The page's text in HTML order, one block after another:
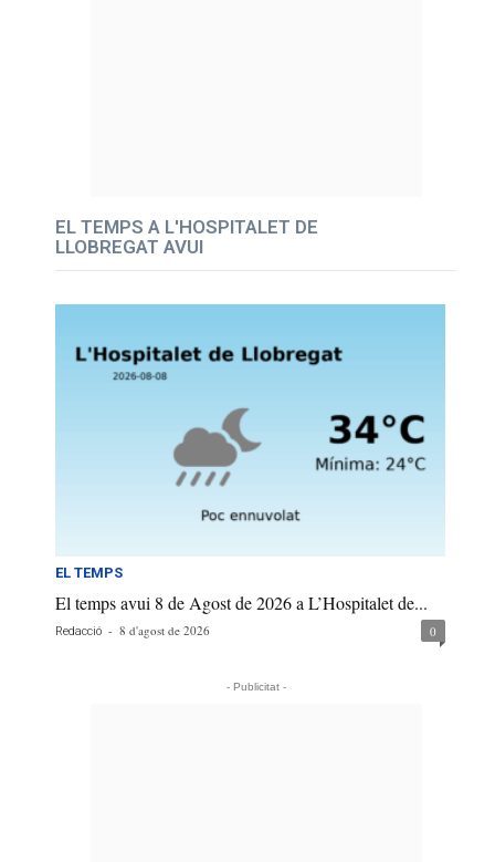
EL TEMPS A L'HOSPITALET DE
LLOBREGAT AVUI
EL TEMPS
El temps avui 8 de Agost de 2026 a L’Hospitalet de...
Redacció - 8 d'agost de 2026 0
- Publicitat -